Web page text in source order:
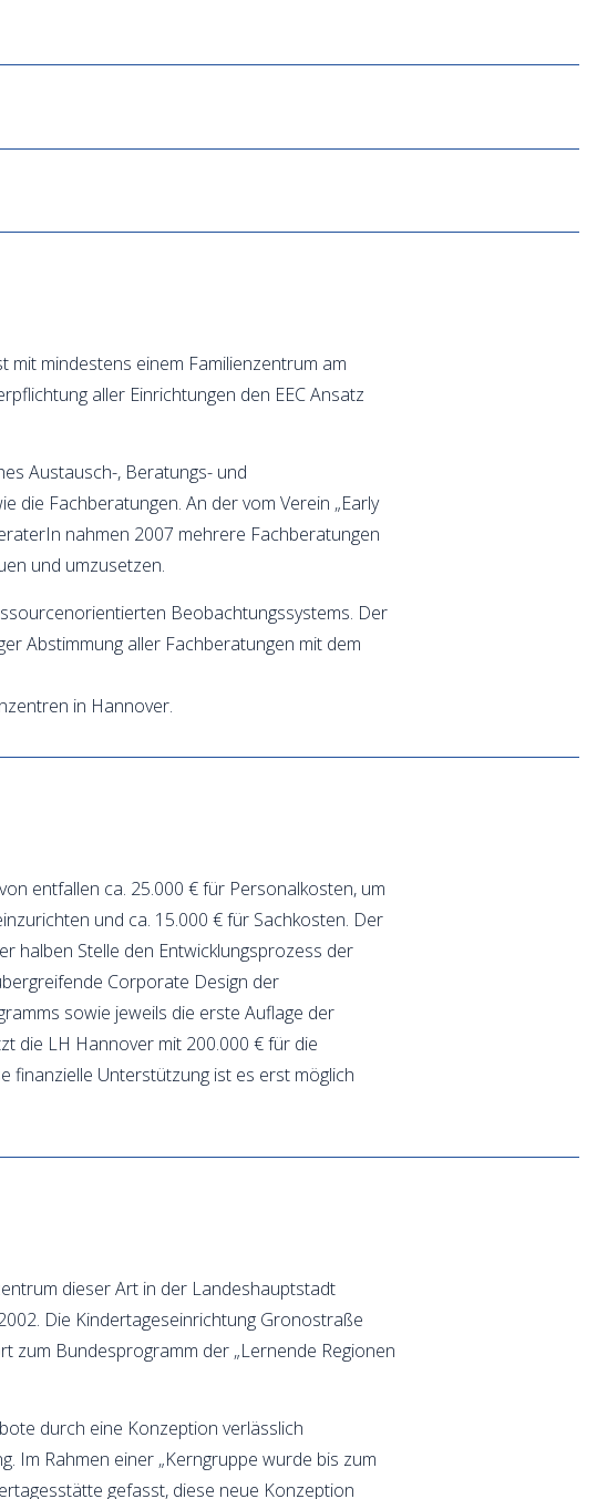
mit mindestens einem Familienzentrum am
aller Einrichtungen den EEC Ansatz
Austausch-, Beratungs- und
die Fachberatungen. An der vom Verein „Early
nahmen 2007 mehrere Fachberatungen
und umzusetzen.
Beobachtungssystems. Der
Abstimmung aller Fachberatungen mit dem
in Hannover.
entfallen ca. 25.000 € für Personalkosten, um
und ca. 15.000 € für Sachkosten. Der
halben Stelle den Entwicklungsprozess der
Corporate Design der
sowie jeweils die erste Auflage der
die LH Hannover mit 200.000 € für die
finanzielle Unterstützung ist es erst möglich
dieser Art in der Landeshauptstadt
Die Kindertageseinrichtung Gronostraße
zum Bundesprogramm der „Lernende Regionen
durch eine Konzeption verlässlich
Im Rahmen einer „Kerngruppe wurde bis zum
gefasst, diese neue Konzeption